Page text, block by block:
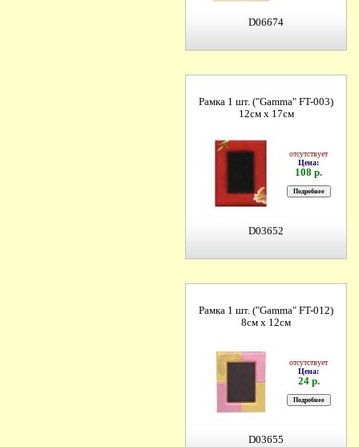
D06674
Рамка 1 шт. ("Gamma" FT-003)
12см х 17см
отсутствует
Цена:
108 р.
D03652
Рамка 1 шт. ("Gamma" FT-012)
8см х 12см
отсутствует
Цена:
24 р.
D03655